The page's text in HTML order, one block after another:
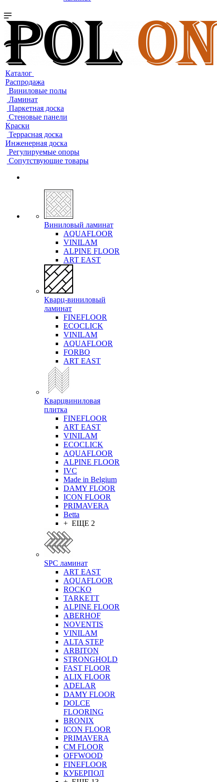
Каталог
Распродажа
Виниловые полы
Ламинат
Паркетная доска
Стеновые панели
Краски
Террасная доска
Инженерная доска
Регулируемые опоры
Сопутствующие товары
Виниловый ламинат
AQUAFLOOR
VINILAM
ALPINE FLOOR
ART EAST
Кварц-виниловый
ламинат
FINEFLOOR
ECOCLICK
VINILAM
AQUAFLOOR
FORBO
ART EAST
Кварцвиниловая
плитка
FINEFLOOR
ART EAST
VINILAM
ECOCLICK
AQUAFLOOR
ALPINE FLOOR
IVC
Made in Belgium
DAMY FLOOR
ICON FLOOR
PRIMAVERA
Betta
+ ЕЩЕ 2
SPC ламинат
ART EAST
AQUAFLOOR
ROCKO
TARKETT
ALPINE FLOOR
ABERHOF
NOVENTIS
VINILAM
ALTA STEP
ARBITON
STRONGHOLD
FAST FLOOR
ALIX FLOOR
ADELAR
DAMY FLOOR
DOLCE
FLOORING
BRONIX
ICON FLOOR
PRIMAVERA
CM FLOOR
OFFWOOD
FINEFLOOR
КУБЕРПОЛ